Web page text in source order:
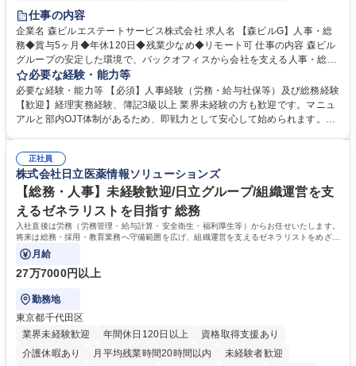
経験者歓迎
完全週休2日制
交通費支給 長期歓迎 駅近5分以内 土日祝休み
仕事の内容
企業名 森ビルエステートサービス株式会社 求人名 【森ビルG】人事・総
務◆賞与5ヶ月◆年休120日◆残業少なめ◆リモート可 仕事の内容 森ビル
グループの安定した環境で、バックオフィスから会社を支える人事・総務
をお任せします。 労務と総務の業務をバランスよく担当し、ゆくゆくは制
度改定などのコア業務にも挑戦できる、やりがいある環境です。 ■勤怠管
理、給与計算、社会保険手続き、年末調整等の労務管理全般 ■入退社手続
き、社内規定の改定や人事制度改定などのコア業務 ■社内イベントの企画
でも質問・相談できる環境が整っているため、安心して成長できます。 募
集職種 【森ビルG】人事・総務◆賞与5ヶ月◆年休120日◆残業少なめ◆
リモート可
必要な経験・能力等
必要な経験・能力等 【必須】人事経験（労務・給与社保等）及び総務経験
【歓迎】経理実務経験、簿記3級以上 業界未経験の方も歓迎です。マニュ
アルと部内OJT体制があるため、即戦力として安心して始められます。
務に挑戦できるため、自身の成長と組織への貢献度をダイレクトに実感で
きます。 残業少なめ、週1日リモート可など、ワークライフバランスを保
ち長期活躍できる環境です。 「これまでの幅広い経験を活かし、長期的な
キャリアを築きたい」という前向きな意欲と挑戦を全力で応援します。 学
歴・資格 学歴：大学院 大学 高専 短大 専修学校 高校 語学力： 資格：日商
簿記検定1級 日商簿記検定2級 日商簿記検定3級
正社員
株式会社日立医薬情報ソリューションズ
【総務・人事】未経験歓迎/日立グループ/組織運営を支
えるゼネラリストを目指す 総務
入社直後は労務（労務管理・給与計算・安全衛生・福利厚生等）からお任せいたします。
将来は総務・採用・教育業務へ守備範囲を広げ、組織運営を支えるゼネラリストをめざせ
ます。
月給
27万7000円以上
勤務地
東京都千代田区
業界未経験歓迎
年間休日120日以上
資格取得支援あり
介護休暇あり
月平均残業時間20時間以内
未経験者歓迎